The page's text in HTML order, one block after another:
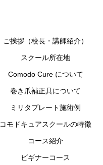
ご挨拶（校長・講師紹介）
スクール所在地
Comodo Cure について
巻き爪補正具について
ミリタプレート施術例
コモドキュアスクールの特徴
コース紹介
ビギナーコース